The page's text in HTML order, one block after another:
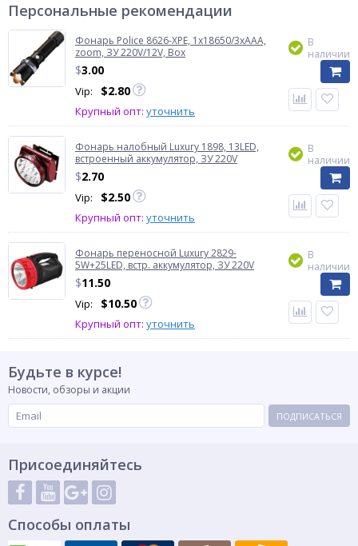
Персональные рекомендации
Фонарь Police 8626-XPE, 1х18650/3xAAA,
zoom, ЗУ 220V/12V, Box
$3.00
Vip: $2.80
Крупный опт: уточнить
В
наличии
Фонарь налобный Luxury 1898, 13LED,
встроенный аккумулятор, ЗУ 220V
$2.70
Vip: $2.50
Крупный опт: уточнить
В
наличии
Фонарь переносной Luxury 2829-
5W+25LED, встр. аккумулятор, ЗУ 220V
$11.50
Vip: $10.50
Крупный опт: уточнить
В
наличии
Будьте в курсе!
Новости, обзоры и акции
ПОДПИСАТЬСЯ
Присоединяйтесь
Способы оплаты